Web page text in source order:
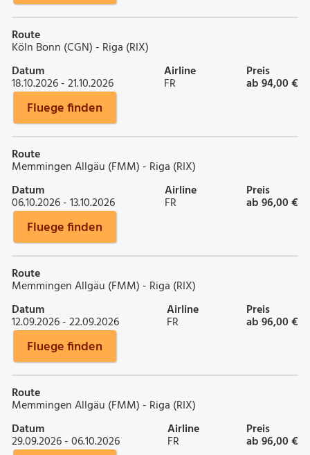
Route
Köln Bonn (CGN) - Riga (RIX)
Datum
18.10.2026 - 21.10.2026
Airline
FR
Preis
ab 94,00 €
Fluege finden
Route
Memmingen Allgäu (FMM) - Riga (RIX)
Datum
06.10.2026 - 13.10.2026
Airline
FR
Preis
ab 96,00 €
Fluege finden
Route
Memmingen Allgäu (FMM) - Riga (RIX)
Datum
12.09.2026 - 22.09.2026
Airline
FR
Preis
ab 96,00 €
Fluege finden
Route
Memmingen Allgäu (FMM) - Riga (RIX)
Datum
29.09.2026 - 06.10.2026
Airline
FR
Preis
ab 96,00 €